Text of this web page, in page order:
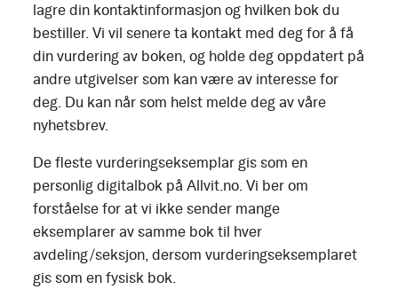
lagre din kontaktinformasjon og hvilken bok du
bestiller. Vi vil senere ta kontakt med deg for å få
din vurdering av boken, og holde deg oppdatert på
andre utgivelser som kan være av interesse for
deg. Du kan når som helst melde deg av våre
nyhetsbrev.
De fleste vurderingseksemplar gis som en
personlig digitalbok på Allvit.no. Vi ber om
forståelse for at vi ikke sender mange
eksemplarer av samme bok til hver
avdeling/seksjon, dersom vurderingseksemplaret
gis som en fysisk bok.